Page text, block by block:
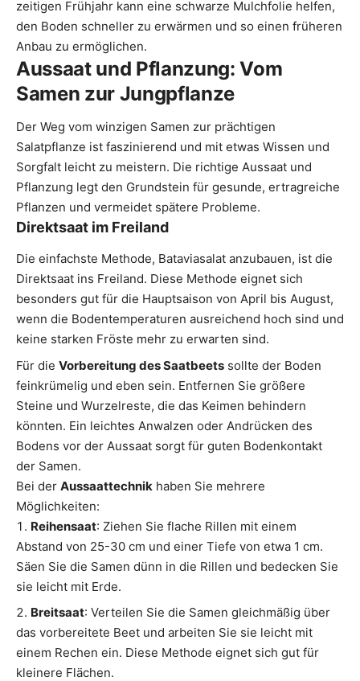
zeitigen Frühjahr kann eine schwarze Mulchfolie helfen,
den Boden schneller zu erwärmen und so einen früheren
Anbau zu ermöglichen.
Aussaat und Pflanzung: Vom
Samen zur Jungpflanze
Der Weg vom winzigen Samen zur prächtigen
Salatpflanze ist faszinierend und mit etwas Wissen und
Sorgfalt leicht zu meistern. Die richtige Aussaat und
Pflanzung legt den Grundstein für gesunde, ertragreiche
Pflanzen und vermeidet spätere Probleme.
Direktsaat im Freiland
Die einfachste Methode, Bataviasalat anzubauen, ist die
Direktsaat ins Freiland. Diese Methode eignet sich
besonders gut für die Hauptsaison von April bis August,
wenn die Bodentemperaturen ausreichend hoch sind und
keine starken Fröste mehr zu erwarten sind.
Für die Vorbereitung des Saatbeets sollte der Boden
feinkrümelig und eben sein. Entfernen Sie größere
Steine und Wurzelreste, die das Keimen behindern
könnten. Ein leichtes Anwalzen oder Andrücken des
Bodens vor der Aussaat sorgt für guten Bodenkontakt
der Samen.
Bei der Aussaattechnik haben Sie mehrere
Möglichkeiten:
Reihensaat: Ziehen Sie flache Rillen mit einem
Abstand von 25-30 cm und einer Tiefe von etwa 1 cm.
Säen Sie die Samen dünn in die Rillen und bedecken Sie
sie leicht mit Erde.
Breitsaat: Verteilen Sie die Samen gleichmäßig über
das vorbereitete Beet und arbeiten Sie sie leicht mit
einem Rechen ein. Diese Methode eignet sich gut für
kleinere Flächen.